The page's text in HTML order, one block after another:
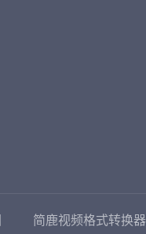
简鹿视频格式转换器